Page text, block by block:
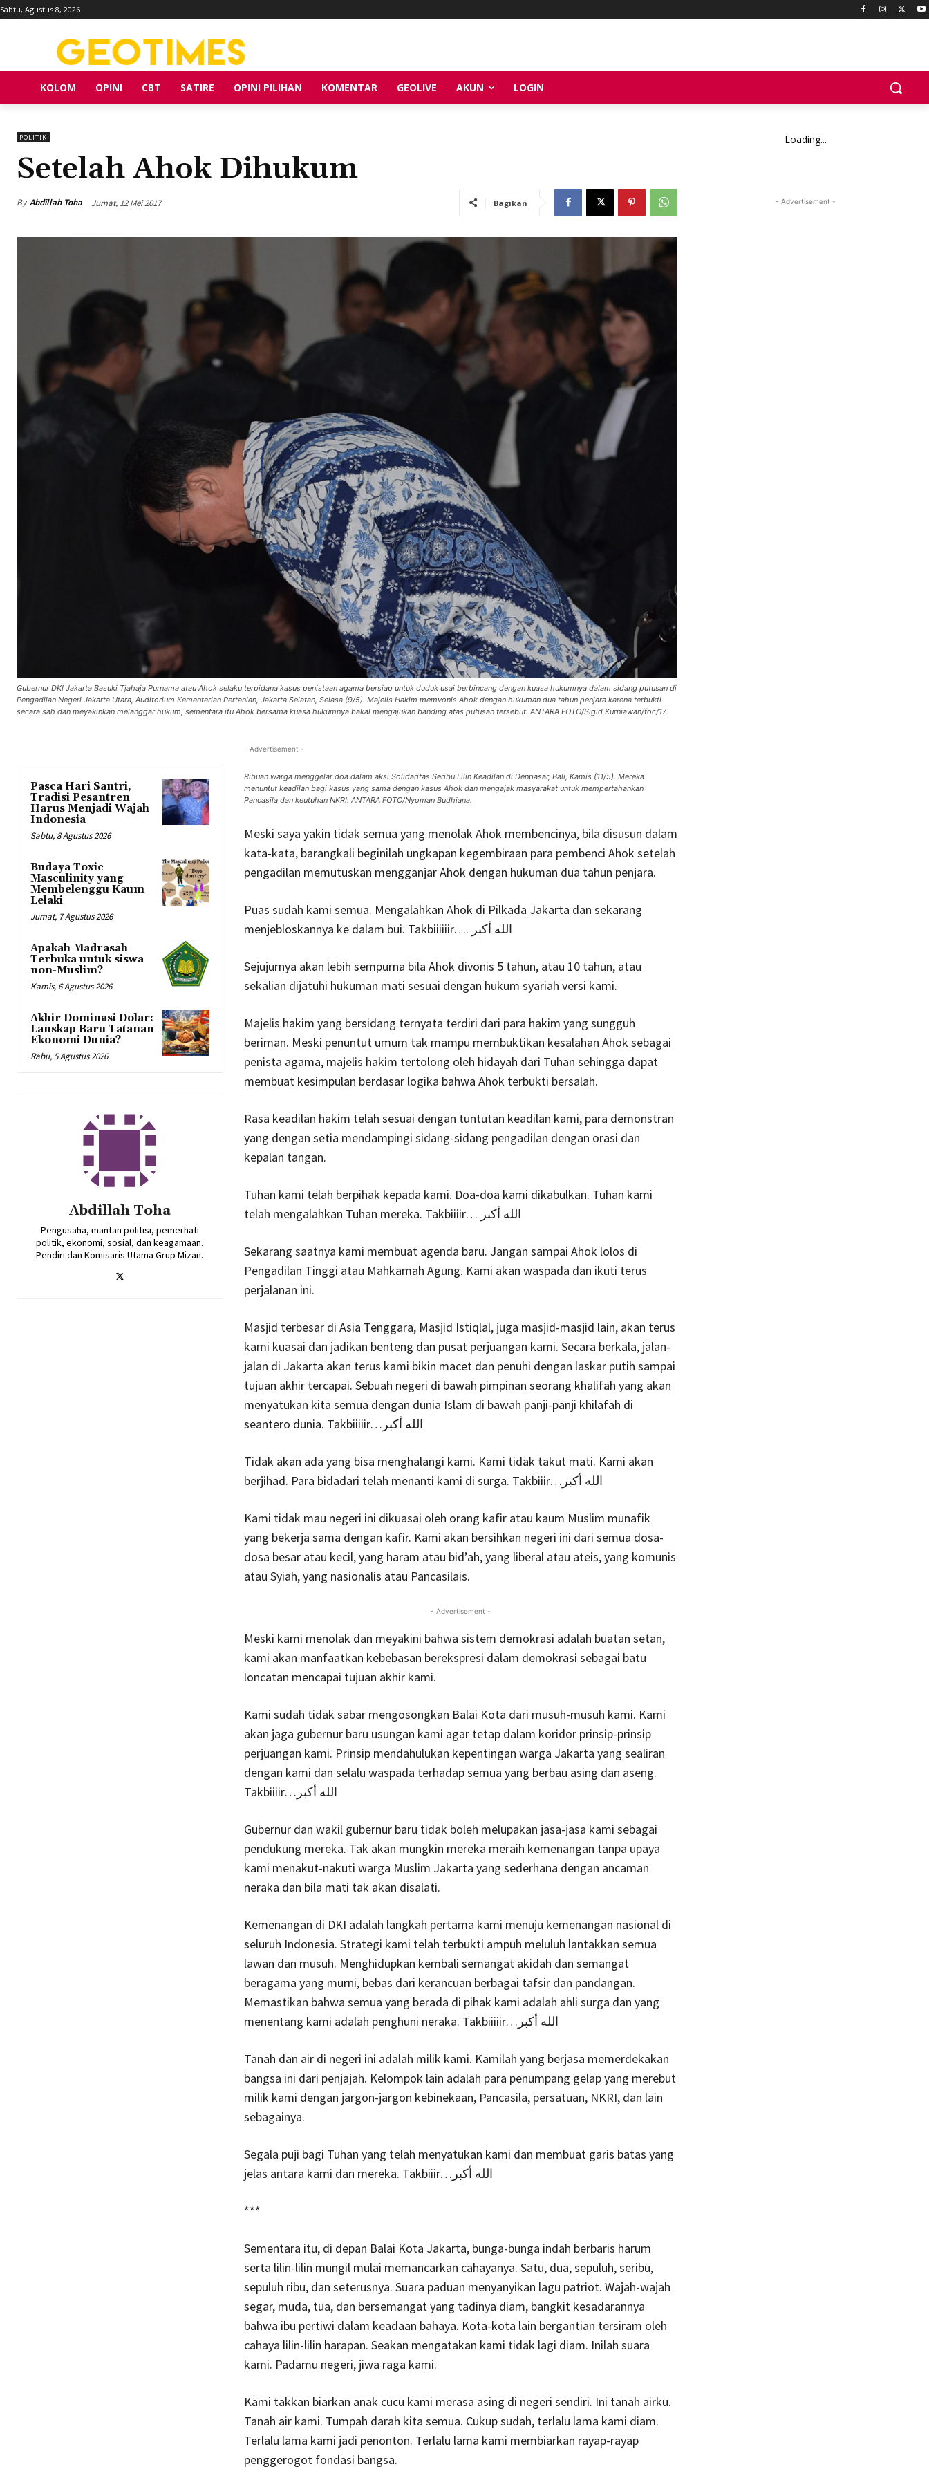
Sabtu, Agustus 8, 2026
KOLOM OPINI CBT SATIRE OPINI PILIHAN KOMENTAR GEOLIVE AKUN LOGIN
POLITIK
Setelah Ahok Dihukum
By Abdillah Toha Jumat, 12 Mei 2017 Bagikan
Gubernur DKI Jakarta Basuki Tjahaja Purnama atau Ahok selaku terpidana kasus penistaan agama bersiap untuk duduk usai berbincang dengan kuasa hukumnya dalam sidang putusan di
Pengadilan Negeri Jakarta Utara, Auditorium Kementerian Pertanian, Jakarta Selatan, Selasa (9/5). Majelis Hakim memvonis Ahok dengan hukuman dua tahun penjara karena terbukti
secara sah dan meyakinkan melanggar hukum, sementara itu Ahok bersama kuasa hukumnya bakal mengajukan banding atas putusan tersebut. ANTARA FOTO/Sigid Kurniawan/foc/17.
Pasca Hari Santri,
Tradisi Pesantren
Harus Menjadi Wajah
Indonesia
Sabtu, 8 Agustus 2026
Budaya Toxic
Masculinity yang
Membelenggu Kaum
Lelaki
Jumat, 7 Agustus 2026
Apakah Madrasah
Terbuka untuk siswa
non-Muslim?
Kamis, 6 Agustus 2026
Akhir Dominasi Dolar:
Lanskap Baru Tatanan
Ekonomi Dunia?
Rabu, 5 Agustus 2026
Abdillah Toha
Pengusaha, mantan politisi, pemerhati
politik, ekonomi, sosial, dan keagamaan.
Pendiri dan Komisaris Utama Grup Mizan.
- Advertisement -
Ribuan warga menggelar doa dalam aksi Solidaritas Seribu Lilin Keadilan di Denpasar, Bali, Kamis (11/5). Mereka
menuntut keadilan bagi kasus yang sama dengan kasus Ahok dan mengajak masyarakat untuk mempertahankan
Pancasila dan keutuhan NKRI. ANTARA FOTO/Nyoman Budhiana.
Meski saya yakin tidak semua yang menolak Ahok membencinya, bila disusun dalam
kata-kata, barangkali beginilah ungkapan kegembiraan para pembenci Ahok setelah
pengadilan memutuskan mengganjar Ahok dengan hukuman dua tahun penjara.
Puas sudah kami semua. Mengalahkan Ahok di Pilkada Jakarta dan sekarang
menjebloskannya ke dalam bui. Takbiiiiiir…. الله أكبر
Sejujurnya akan lebih sempurna bila Ahok divonis 5 tahun, atau 10 tahun, atau
sekalian dijatuhi hukuman mati sesuai dengan hukum syariah versi kami.
Majelis hakim yang bersidang ternyata terdiri dari para hakim yang sungguh
beriman. Meski penuntut umum tak mampu membuktikan kesalahan Ahok sebagai
penista agama, majelis hakim tertolong oleh hidayah dari Tuhan sehingga dapat
membuat kesimpulan berdasar logika bahwa Ahok terbukti bersalah.
Rasa keadilan hakim telah sesuai dengan tuntutan keadilan kami, para demonstran
yang dengan setia mendampingi sidang-sidang pengadilan dengan orasi dan
kepalan tangan.
Tuhan kami telah berpihak kepada kami. Doa-doa kami dikabulkan. Tuhan kami
telah mengalahkan Tuhan mereka. Takbiiiir… الله أكبر
Sekarang saatnya kami membuat agenda baru. Jangan sampai Ahok lolos di
Pengadilan Tinggi atau Mahkamah Agung. Kami akan waspada dan ikuti terus
perjalanan ini.
Masjid terbesar di Asia Tenggara, Masjid Istiqlal, juga masjid-masjid lain, akan terus
kami kuasai dan jadikan benteng dan pusat perjuangan kami. Secara berkala, jalan-
jalan di Jakarta akan terus kami bikin macet dan penuhi dengan laskar putih sampai
tujuan akhir tercapai. Sebuah negeri di bawah pimpinan seorang khalifah yang akan
menyatukan kita semua dengan dunia Islam di bawah panji-panji khilafah di
seantero dunia. Takbiiiiir…الله أكبر
Tidak akan ada yang bisa menghalangi kami. Kami tidak takut mati. Kami akan
berjihad. Para bidadari telah menanti kami di surga. Takbiiir…الله أكبر
Kami tidak mau negeri ini dikuasai oleh orang kafir atau kaum Muslim munafik
yang bekerja sama dengan kafir. Kami akan bersihkan negeri ini dari semua dosa-
dosa besar atau kecil, yang haram atau bid’ah, yang liberal atau ateis, yang komunis
atau Syiah, yang nasionalis atau Pancasilais.
- Advertisement -
Meski kami menolak dan meyakini bahwa sistem demokrasi adalah buatan setan,
kami akan manfaatkan kebebasan berekspresi dalam demokrasi sebagai batu
loncatan mencapai tujuan akhir kami.
Kami sudah tidak sabar mengosongkan Balai Kota dari musuh-musuh kami. Kami
akan jaga gubernur baru usungan kami agar tetap dalam koridor prinsip-prinsip
perjuangan kami. Prinsip mendahulukan kepentingan warga Jakarta yang sealiran
dengan kami dan selalu waspada terhadap semua yang berbau asing dan aseng.
Takbiiiir…الله أكبر
Gubernur dan wakil gubernur baru tidak boleh melupakan jasa-jasa kami sebagai
pendukung mereka. Tak akan mungkin mereka meraih kemenangan tanpa upaya
kami menakut-nakuti warga Muslim Jakarta yang sederhana dengan ancaman
neraka dan bila mati tak akan disalati.
Kemenangan di DKI adalah langkah pertama kami menuju kemenangan nasional di
seluruh Indonesia. Strategi kami telah terbukti ampuh meluluh lantakkan semua
lawan dan musuh. Menghidupkan kembali semangat akidah dan semangat
beragama yang murni, bebas dari kerancuan berbagai tafsir dan pandangan.
Memastikan bahwa semua yang berada di pihak kami adalah ahli surga dan yang
menentang kami adalah penghuni neraka. Takbiiiiir…الله أكبر
Tanah dan air di negeri ini adalah milik kami. Kamilah yang berjasa memerdekakan
bangsa ini dari penjajah. Kelompok lain adalah para penumpang gelap yang merebut
milik kami dengan jargon-jargon kebinekaan, Pancasila, persatuan, NKRI, dan lain
sebagainya.
Segala puji bagi Tuhan yang telah menyatukan kami dan membuat garis batas yang
jelas antara kami dan mereka. Takbiiir…الله أكبر
***
Sementara itu, di depan Balai Kota Jakarta, bunga-bunga indah berbaris harum
serta lilin-lilin mungil mulai memancarkan cahayanya. Satu, dua, sepuluh, seribu,
sepuluh ribu, dan seterusnya. Suara paduan menyanyikan lagu patriot. Wajah-wajah
segar, muda, tua, dan bersemangat yang tadinya diam, bangkit kesadarannya
bahwa ibu pertiwi dalam keadaan bahaya. Kota-kota lain bergantian tersiram oleh
cahaya lilin-lilin harapan. Seakan mengatakan kami tidak lagi diam. Inilah suara
kami. Padamu negeri, jiwa raga kami.
Kami takkan biarkan anak cucu kami merasa asing di negeri sendiri. Ini tanah airku.
Tanah air kami. Tumpah darah kita semua. Cukup sudah, terlalu lama kami diam.
Terlalu lama kami jadi penonton. Terlalu lama kami membiarkan rayap-rayap
penggerogot fondasi bangsa.
Loading...
- Advertisement -